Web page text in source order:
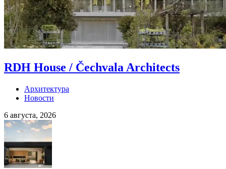
RDH House / Čechvala Architects
Архитектура
Новости
6 августа, 2026